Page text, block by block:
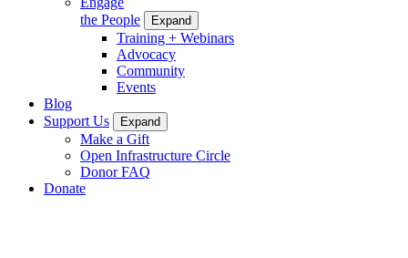
the People
Expand
Training + Webinars
Advocacy
Community
Events
Blog
Support Us
Expand
Make a Gift
Open Infrastructure Circle
Donor FAQ
Donate